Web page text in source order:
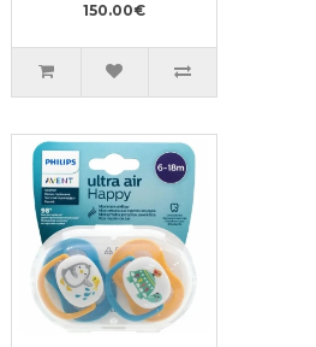
150.00€